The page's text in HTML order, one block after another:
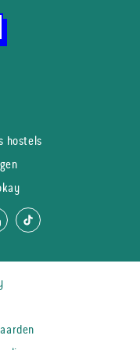
hostels